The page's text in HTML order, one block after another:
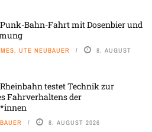
Bahn-Fahrt mit Dosenbier und
UTE NEUBAUER 8. AUGUST
testet Technik zur
Fahrverhaltens der
8. AUGUST 2026